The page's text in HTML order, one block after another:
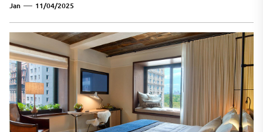
Jan 11/04/2025